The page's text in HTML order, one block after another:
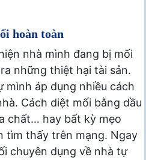
hoàn toàn
nhà mình đang bị mối
những thiệt hại tài sản.
áp dụng nhiều cách
Cách diệt mối bằng dầu
chất… hay bất kỳ mẹo
tìm thấy trên mạng. Ngay
chuyên dụng về nhà tự